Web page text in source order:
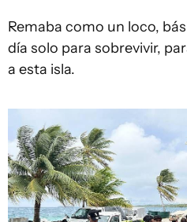
Remaba como un loco,
día solo para sobrevivir,
a esta isla.